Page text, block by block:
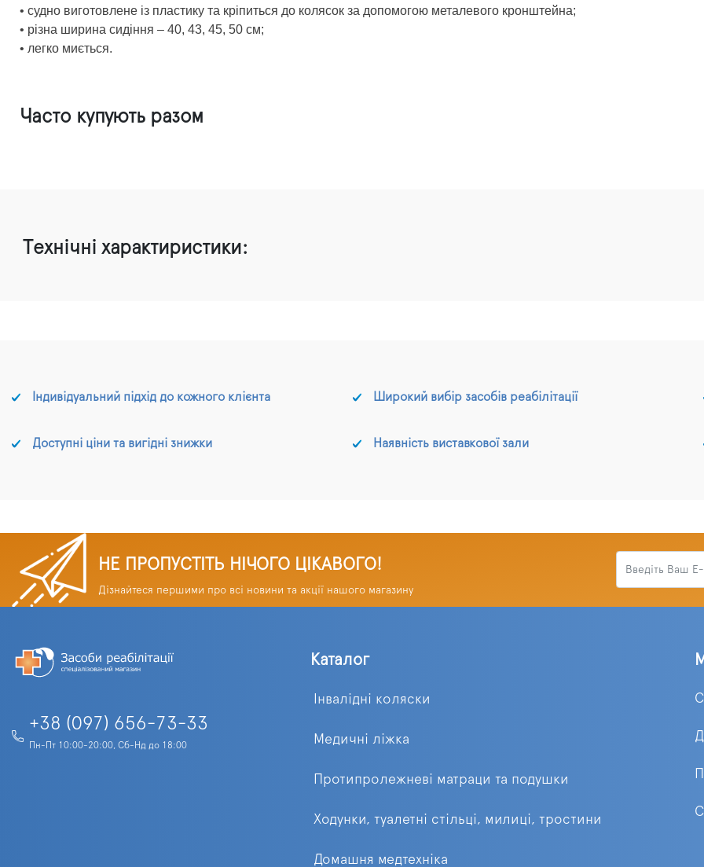
• судно виготовлене із пластику та кріпиться до колясок за допомогою металевого кронштейна;
• різна ширина сидіння – 40, 43, 45, 50 см;
• легко миється.
Часто купують разом
Технічні характиристики:
Індивідуальний підхід до кожного клієнта Широкий вибір засобів реабілітації
Доступні ціни та вигідні знижки Наявність виставкової зали
НЕ ПРОПУСТІТЬ НІЧОГО ЦІКАВОГО!
Дізнайтеся першими про всі новини та акції нашого магазину
+38 (097) 656-73-33
Пн-Пт 10:00-20:00, Сб-Нд до 18:00
Каталог
Інвалідні коляски
Медичні ліжка
Протипролежневі матраци та подушки
Ходунки, туалетні стільці, милиці, тростини
Домашня медтехніка